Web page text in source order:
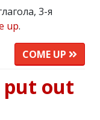
3-я
up.
COME UP
out